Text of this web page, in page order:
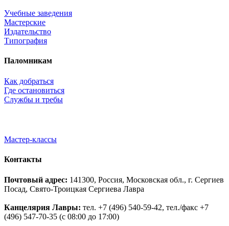
Учебные заведения
Мастерские
Издательство
Типография
Паломникам
Как добраться
Где остановиться
Службы и требы
Мастер-классы
Контакты
Почтовый адрес: 141300, Россия, Московская обл., г. Сергиев
Посад, Свято-Троицкая Сергиева Лавра
Канцелярия Лавры: тел. +7 (496) 540-59-42, тел./факс +7
(496) 547-70-35 (с 08:00 до 17:00)